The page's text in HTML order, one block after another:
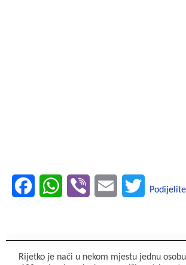
e t e i t
Rijetko je naći u nekom mjestu jednu